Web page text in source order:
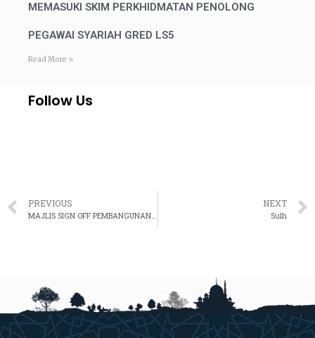
MEMASUKI SKIM PERKHIDMATAN PENOLONG
PEGAWAI SYARIAH GRED LS5
Read More »
Follow Us
PREVIOUS
MAJLIS SIGN OFF PEMBANGUNAN PELAN STRATEGIK PENDIGITALAN (PSP) 2021-2025 DAN MAJLIS MENANDATANGANI PIAGAM PERUNDINGAN E-SYARIAH VERSI 3
NEXT
Sulh